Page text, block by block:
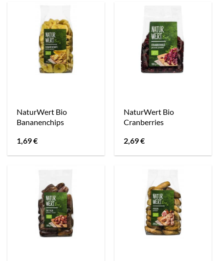
NaturWert Bio
Bananenchips
1,69€
NaturWert Bio
Cranberries
2,69€